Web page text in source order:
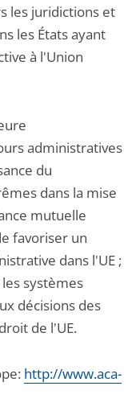
les juridictions et
les États ayant
à l'Union
administratives
du
dans la mise
mutuelle
favoriser un
dans l'UE ;
systèmes
décisions des
de l'UE.
http://www.aca-